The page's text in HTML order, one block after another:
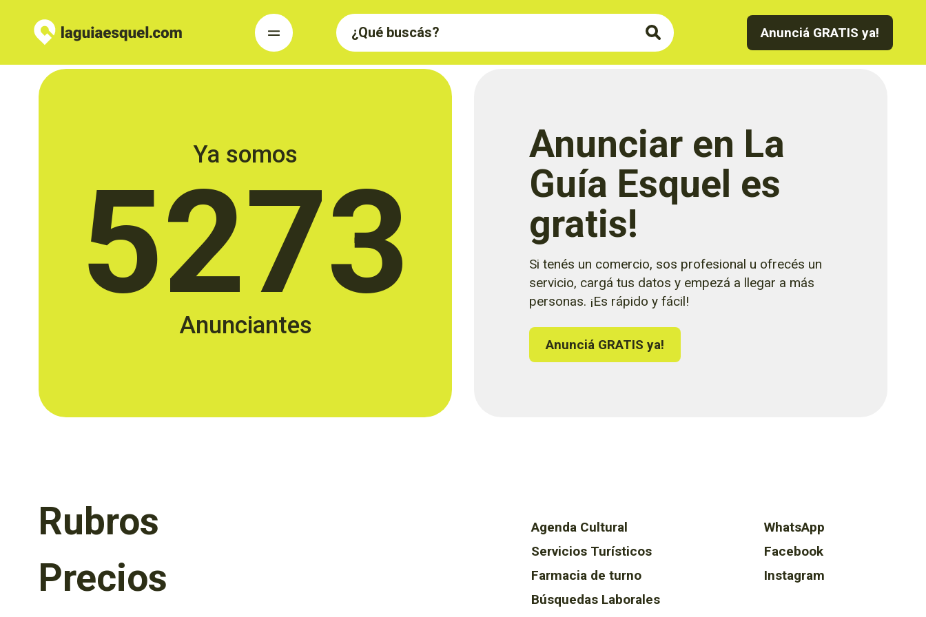
Anunciá GRATIS ya!
Ya somos
5273
Anunciantes
Anunciar en La
Guía Esquel es
gratis!
Si tenés un comercio, sos profesional u ofrecés un
servicio, cargá tus datos y empezá a llegar a más
personas. ¡Es rápido y fácil!
Anunciá GRATIS ya!
Rubros
Precios
Agenda Cultural
Servicios Turísticos
Farmacia de turno
Búsquedas Laborales
WhatsApp
Facebook
Instagram